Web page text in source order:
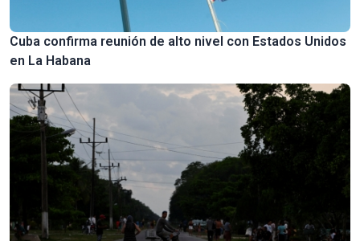
Cuba confirma reunión de alto nivel con Estados Unidos
en La Habana